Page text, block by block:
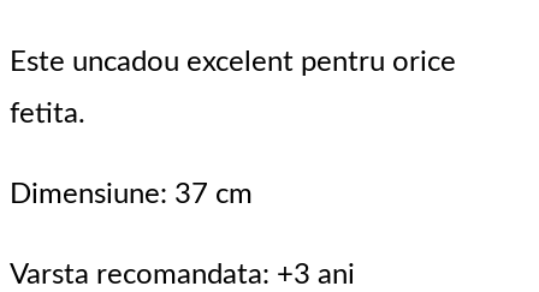
Este uncadou excelent pentru orice
fetita.
Dimensiune: 37 cm
Varsta recomandata: +3 ani